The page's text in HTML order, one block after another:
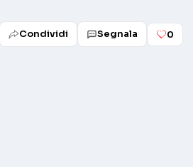
Condividi Segnala 0